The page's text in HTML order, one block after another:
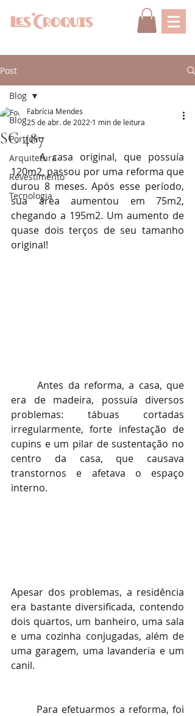
Post
Blog
Portfólio
Arquitetura
Revestimento
Tecnologia
Blog
SC 487
Fabrícia Mendes
25 de abr. de 2022 1 min de leitura
	A casa original, que possuía
120m2, passou por uma reforma que
durou 8 meses. Após esse período,
sua área aumentou em 75m2,
chegando a 195m2. Um aumento de
quase dois terços de seu tamanho
original!
	Antes da reforma, a casa, que
era de madeira, possuía diversos
problemas: tábuas cortadas
irregularmente, forte infestação de
cupins e um pilar de sustentação no
centro da casa, que causava
transtornos e afetava o espaço
interno.
Apesar dos problemas, a residência
era bastante diversificada, contendo
dois quartos, um banheiro, uma sala
e uma cozinha conjugadas, além de
uma garagem, uma lavanderia e um
canil.